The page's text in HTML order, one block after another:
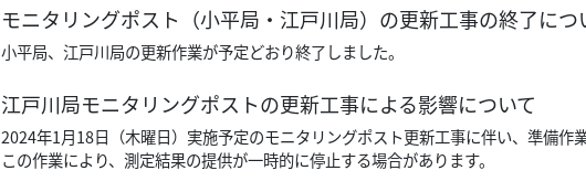
モニタリングポスト（小平局・江戸川局）の更新工事の終了につ
小平局、江戸川局の更新作業が予定どおり終了しました。
江戸川局モニタリングポストの更新工事による影響について
2024年1月18日（木曜日）実施予定のモニタリングポスト更新工事に伴い、準備作
この作業により、測定結果の提供が一時的に停止する場合があります。